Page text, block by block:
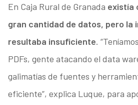
En Caja Rural de Granada existía
gran cantidad de datos, pero la
resultaba insuficiente.
PDFs, gente atacando el data
galimatías de fuentes y
eficiente”, explica Luque, para